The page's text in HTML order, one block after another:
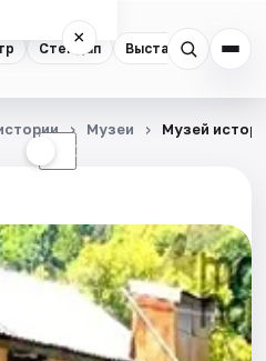
Стендап Выставки
×
☾
Музеи Музей